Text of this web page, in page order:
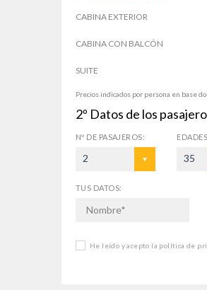
CABINA EXTERIOR
CABINA CON BALCÓN
SUITE
Precios indicados por persona en base
2º Datos de los
Nº DE PASAJEROS:
2 35
TUS DATOS:
He leído y acepto la política de